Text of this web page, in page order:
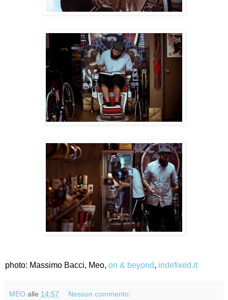
photo: Massimo Bacci, Meo, on & beyond, iridefixed.it
MEO alle 14:57 Nessun commento: